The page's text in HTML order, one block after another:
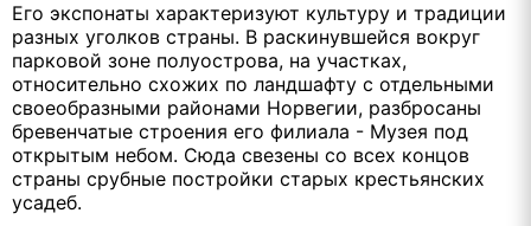
Его экспонаты характеризуют культуру и традиции
разных уголков страны. В раскинувшейся вокруг
парковой зоне полуострова, на участках,
относительно схожих по ландшафту с отдельными
своеобразными районами Норвегии, разбросаны
бревенчатые строения его филиала - Музея под
открытым небом. Сюда свезены со всех концов
страны срубные постройки старых крестьянских
усадеб.